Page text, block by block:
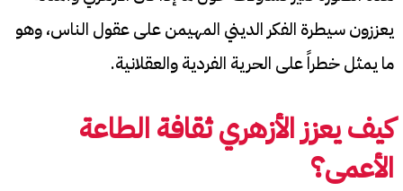
يعززون سيطرة الفكر الديني المهيمن على عقول الناس، وهو
ما يمثل خطراً على الحرية الفردية والعقلانية.
كيف يعزز الأزهري ثقافة الطاعة
الأعمى؟